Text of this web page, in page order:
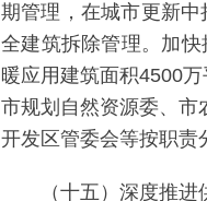
期管理，在城市更新
全建筑拆除管理。加
暖应用建筑面积4500
市规划自然资源委、市
开发区管委会等按职责
（十五）深度推进供